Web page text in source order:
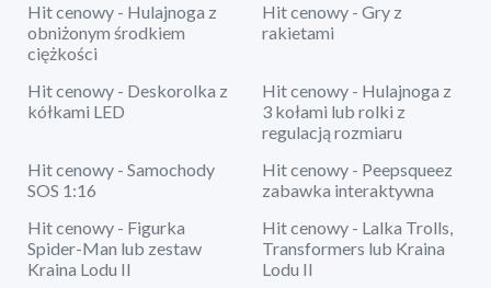
Hit cenowy - Hulajnoga z
obniżonym środkiem
ciężkości
Hit cenowy - Gry z
rakietami
Hit cenowy - Deskorolka z
kółkami LED
Hit cenowy - Hulajnoga z
3 kołami lub rolki z
regulacją rozmiaru
Hit cenowy - Samochody
SOS 1:16
Hit cenowy - Peepsqueez
zabawka interaktywna
Hit cenowy - Figurka
Spider-Man lub zestaw
Kraina Lodu II
Hit cenowy - Lalka Trolls,
Transformers lub Kraina
Lodu II